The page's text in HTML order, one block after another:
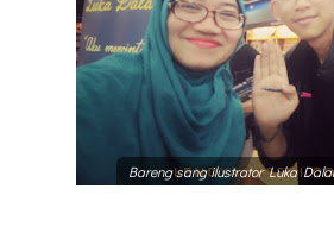
Bareng sang ilustrator Luka